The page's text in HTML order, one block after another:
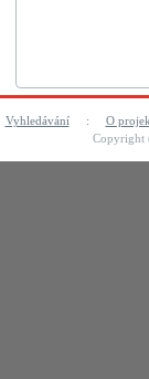
Vyhledávání: O
Copyright